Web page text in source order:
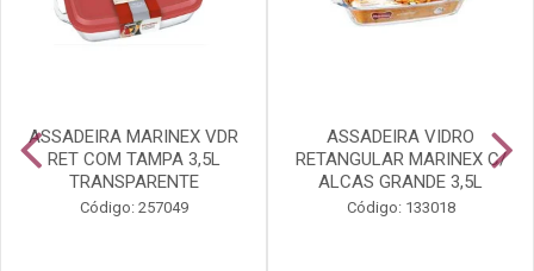
ASSADEIRA MARINEX VDR
RET COM TAMPA 3,5L
TRANSPARENTE
Código: 257049
ASSADEIRA VIDRO
RETANGULAR MARINEX C/
ALCAS GRANDE 3,5L
Código: 133018